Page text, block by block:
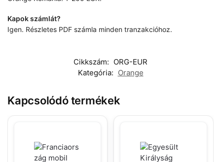
Kapok számlát?
Igen. Részletes PDF számla minden tranzakcióhoz.
Cikkszám: ORG-EUR
Kategória: Orange
Kapcsolódó termékek